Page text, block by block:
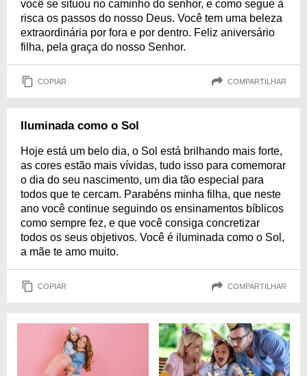
você se situou no caminho do senhor, e como segue à
risca os passos do nosso Deus. Você tem uma beleza
extraordinária por fora e por dentro. Feliz aniversário
filha, pela graça do nosso Senhor.
COPIAR COMPARTILHAR
Iluminada como o Sol
Hoje está um belo dia, o Sol está brilhando mais forte,
as cores estão mais vívidas, tudo isso para comemorar
o dia do seu nascimento, um dia tão especial para
todos que te cercam. Parabéns minha filha, que neste
ano você continue seguindo os ensinamentos bíblicos
como sempre fez, e que você consiga concretizar
todos os seus objetivos. Você é iluminada como o Sol,
a mãe te amo muito.
COPIAR COMPARTILHAR